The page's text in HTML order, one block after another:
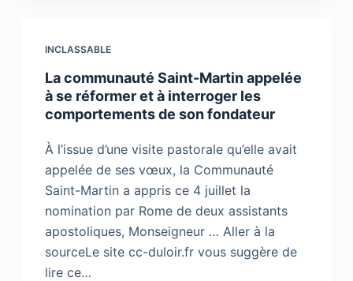
INCLASSABLE
La communauté Saint-Martin appelée
à se réformer et à interroger les
comportements de son fondateur
À l’issue d’une visite pastorale qu’elle avait
appelée de ses vœux, la Communauté
Saint-Martin a appris ce 4 juillet la
nomination par Rome de deux assistants
apostoliques, Monseigneur … Aller à la
sourceLe site cc-duloir.fr vous suggère de
lire ce…